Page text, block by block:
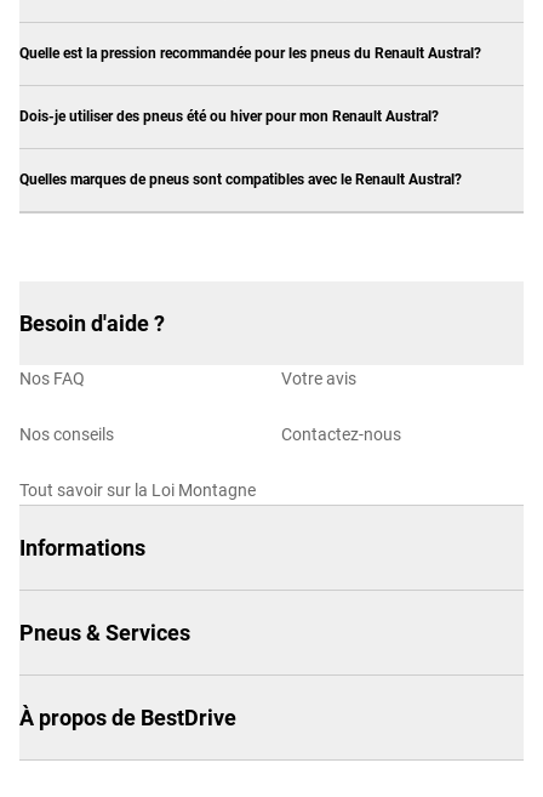
Quelle est la pression recommandée pour les pneus du Renault Austral?
Dois-je utiliser des pneus été ou hiver pour mon Renault Austral?
Quelles marques de pneus sont compatibles avec le Renault Austral?
Besoin d'aide ?
Nos FAQ
Nos conseils
Tout savoir sur la Loi Montagne
Votre avis
Contactez-nous
Informations
Pneus & Services
À propos de BestDrive